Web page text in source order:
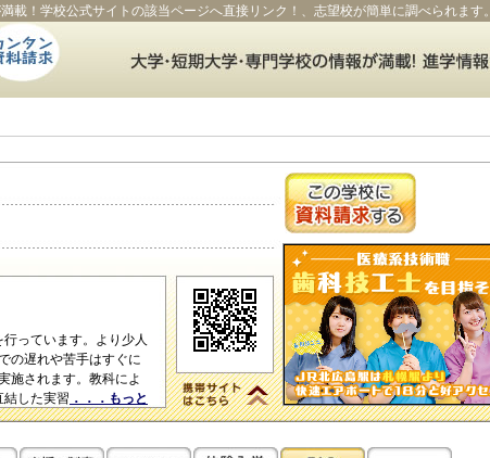
載！学校公式サイトの該当ページへ直接リンク！、志望校が簡単に調べられます。
っています。より少人
の遅れや苦手はすぐに
施されます。教科によ
結した実習 ．．．もっと